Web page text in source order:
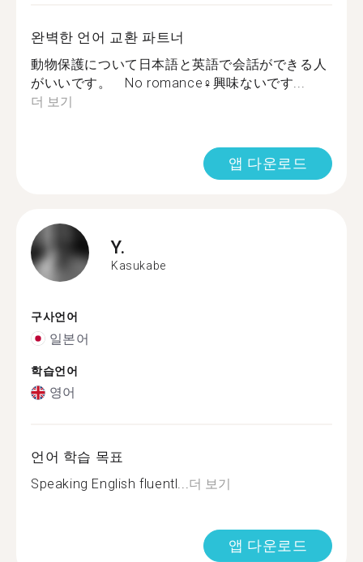
완벽한 언어 교환 파트너
動物保護について日本語と英語で会話ができる人
がいいです。 No romance‍♀️興味ないです...
더 보기
앱 다운로드
Y.
Kasukabe
구사언어
일본어
학습언어
영어
언어 학습 목표
Speaking English fluentl...더 보기
앱 다운로드